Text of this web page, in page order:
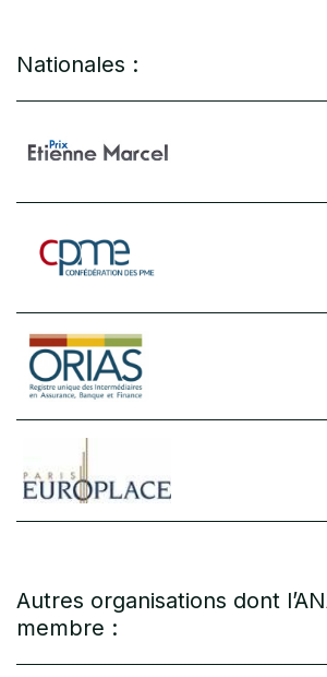
Nationales :
Autres organisations dont
membre :